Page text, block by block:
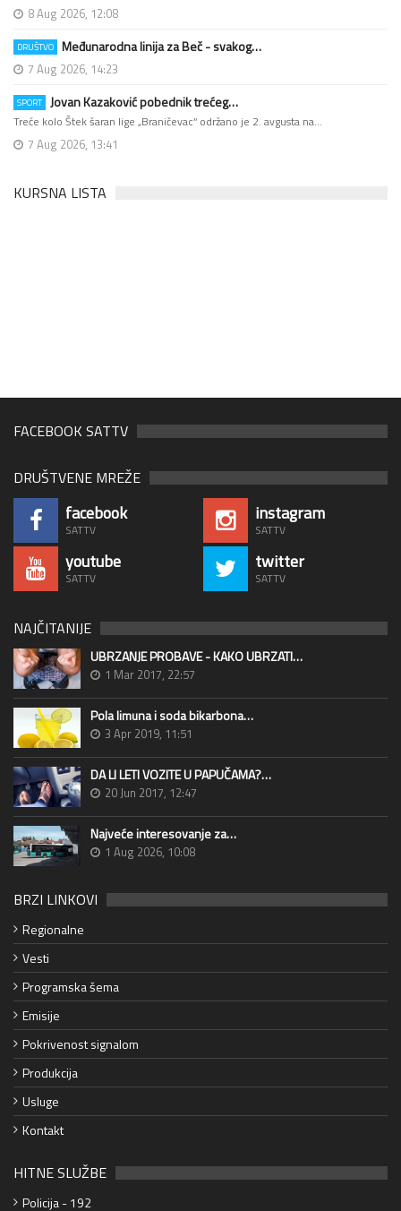
8 Aug 2026, 12:08
DRUŠTVO Međunarodna linija za Beč - svakog…
7 Aug 2026, 14:23
SPORT Jovan Kazaković pobednik trećeg…
Treće kolo Štek šaran lige „Braničevac“ održano je 2. avgusta na…
7 Aug 2026, 13:41
KURSNA LISTA
FACEBOOK SATTV
DRUŠTVENE MREŽE
facebook
SATTV
instagram
SATTV
youtube
SATTV
twitter
SATTV
NAJČITANIJE
UBRZANJE PROBAVE - KAKO UBRZATI…
1 Mar 2017, 22:57
Pola limuna i soda bikarbona…
3 Apr 2019, 11:51
DA LI LETI VOZITE U PAPUČAMA?…
20 Jun 2017, 12:47
Najveće interesovanje za…
1 Aug 2026, 10:08
BRZI LINKOVI
Regionalne
Vesti
Programska šema
Emisije
Pokrivenost signalom
Produkcija
Usluge
Kontakt
HITNE SLUŽBE
Policija - 192